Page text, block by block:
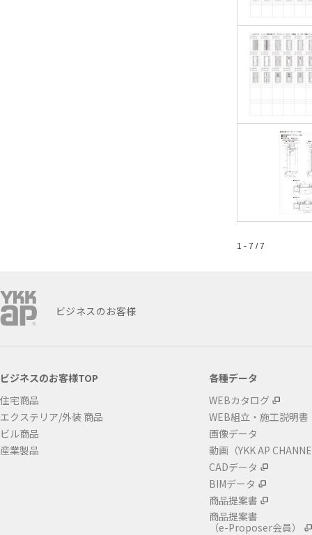
1 - 7 / 7
ビジネスのお客様
ビジネスのお客様TOP
住宅商品
エクステリア/外装 商品
ビル商品
産業製品
各種データ
WEBカタログ
WEB組立・施工説明書
画像データ
動画（YKK AP
CADデータ
BIMデータ
商品提案書
商品提案書
（e-Proposer会員）